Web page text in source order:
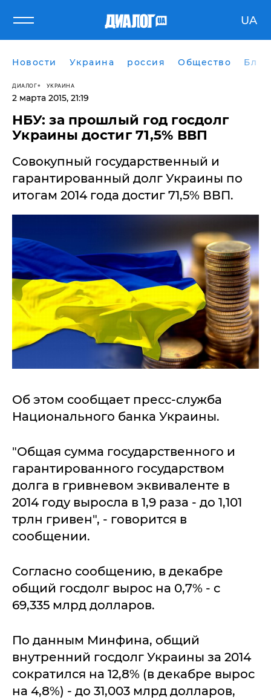
UA
Новости Украина россия Общество
ДИАЛОГ УКРАИНА
2 марта 2015, 21:19
НБУ: за прошлый год госдолг
Украины достиг 71,5% ВВП
​Совокупный государственный и
гарантированный долг Украины по
итогам 2014 года достиг 71,5% ВВП.
Об этом сообщает пресс-служба
Национального банка Украины.
"Общая сумма государственного и
гарантированного государством
долга в гривневом эквиваленте в
2014 году выросла в 1,9 раза - до 1,101
трлн гривен", - говорится в
сообщении.
Согласно сообщению, в декабре
общий госдолг вырос на 0,7% - с
69,335 млрд долларов.
По данным Минфина, общий
внутренний госдолг Украины за 2014
сократился на 12,8% (в декабре вырос
на 4,8%) - до 31,003 млрд долларов,